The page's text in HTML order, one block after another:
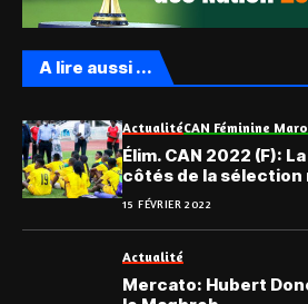
A lire aussi ...
ActualitéCAN Féminine
Élim. CAN 2022 (F):
côtés de la sélection
15 FÉVRIER 2022
Actualité
Mercato: Hubert